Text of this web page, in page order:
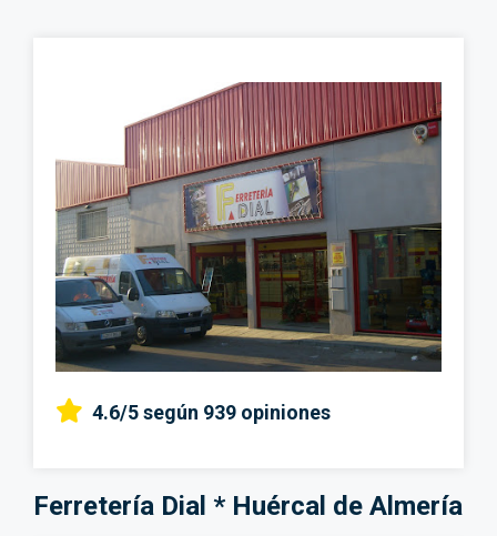
4.6/5según 939 opiniones
Ferretería Dial * Huércal de Almería